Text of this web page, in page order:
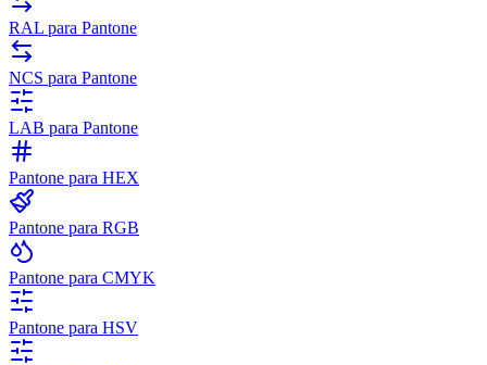
RAL para Pantone
NCS para Pantone
LAB para Pantone
Pantone para HEX
Pantone para RGB
Pantone para CMYK
Pantone para HSV